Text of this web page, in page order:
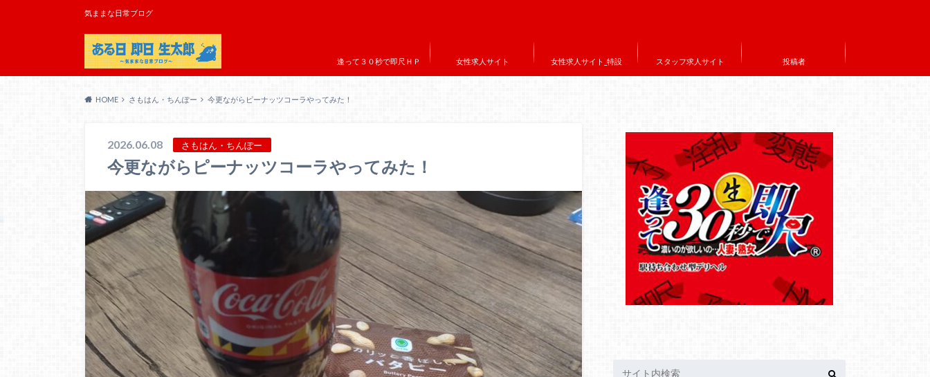
気ままな日常ブログ
逢って３０秒で即尺ＨＰ 女性求人サイト 女性求人サイト_特設 スタッフ求人サイト 投稿者
HOME さもはん・ちんぽー 今更ながらピーナッツコーラやってみた！
2026.06.08 さもはん・ちんぽー
今更ながらピーナッツコーラやってみた！